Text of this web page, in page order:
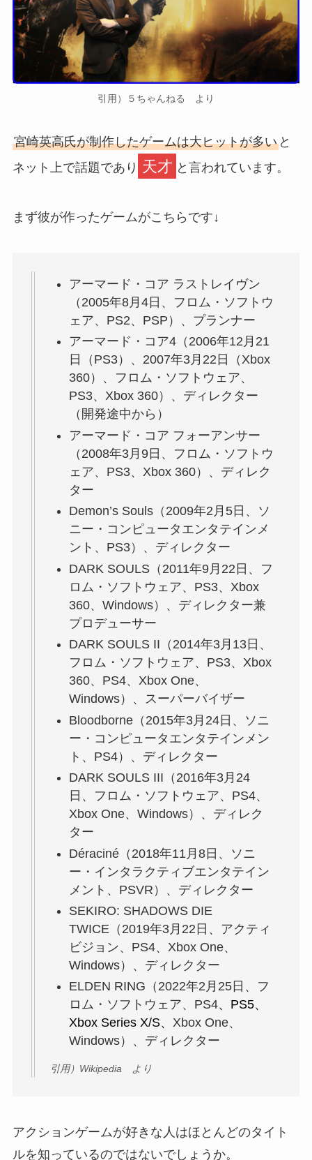
引用）５ちゃんねる より
宮崎英高氏が制作したゲームは大ヒットが多いと
ネット上で話題であり 天才 と言われています。
まず彼が作ったゲームがこちらです↓
アーマード・コア ラストレイヴン
（2005年8月4日、フロム・ソフトウ
ェア、PS2、PSP）、プランナー
アーマード・コア4（2006年12月21
日（PS3）、2007年3月22日（Xbox
360）、フロム・ソフトウェア、
PS3、Xbox 360）、ディレクター
（開発途中から）
アーマード・コア フォーアンサー
（2008年3月9日、フロム・ソフトウ
ェア、PS3、Xbox 360）、ディレク
ター
Demon’s Souls（2009年2月5日、ソ
ニー・コンピュータエンタテインメ
ント、PS3）、ディレクター
DARK SOULS（2011年9月22日、フ
ロム・ソフトウェア、PS3、Xbox
360、Windows）、ディレクター兼
プロデューサー
DARK SOULS II（2014年3月13日、
フロム・ソフトウェア、PS3、Xbox
360、PS4、Xbox One、
Windows）、スーパーバイザー
Bloodborne（2015年3月24日、ソニ
ー・コンピュータエンタテインメン
ト、PS4）、ディレクター
DARK SOULS III（2016年3月24
日、フロム・ソフトウェア、PS4、
Xbox One、Windows）、ディレク
ター
Déraciné（2018年11月8日、ソニ
ー・インタラクティブエンタテイン
メント、PSVR）、ディレクター
SEKIRO: SHADOWS DIE
TWICE（2019年3月22日、アクティ
ビジョン、PS4、Xbox One、
Windows）、ディレクター
ELDEN RING（2022年2月25日、フ
ロム・ソフトウェア、PS4、PS5、
Xbox Series X/S、 Xbox One、
Windows）、ディレクター
引用）Wikipedia より
アクションゲームが好きな人はほとんどのタイト
ルを知っているのではないでしょうか。